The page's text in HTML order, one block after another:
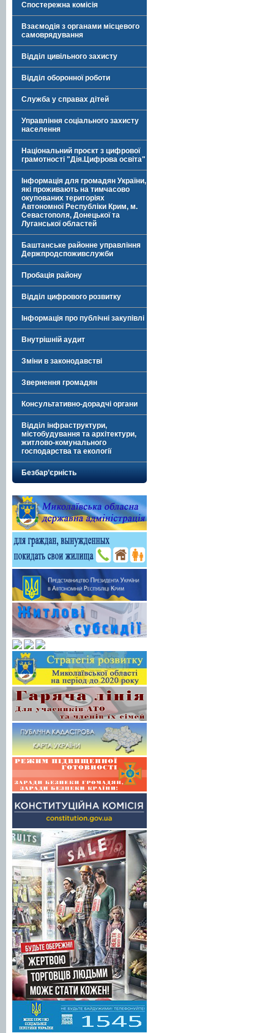
Спостережна комісія
Взаємодія з органами місцевого
самоврядування
Відділ цивільного захисту
Відділ оборонної роботи
Служба у справах дітей
Управління соціального захисту
населення
Національний проєкт з цифрової
грамотності "Дія.Цифрова освіта"
Інформація для громадян України,
які проживають на тимчасово
окупованих територіях
Автономної Республіки Крим, м.
Севастополя, Донецької та
Луганської областей
Баштанське районне управління
Держпродспоживслужби
Пробація району
Відділ цифрового розвитку
Інформація про публічні закупівлі
Внутрішній аудит
Зміни в законодавстві
Звернення громадян
Консультативно-дорадчі органи
Відділ інфраструктури,
містобудування та архітектури,
житлово-комунального
господарства та екології
Безбар’єрність